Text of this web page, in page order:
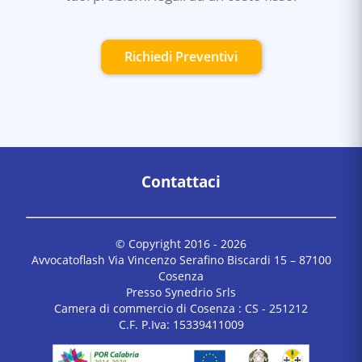
Richiedi Preventivi
Contattaci
© Copyright 2016 - 2026
Avvocatoflash Via Vincenzo Serafino Biscardi 15 – 87100
Cosenza
Presso Synedrio Srls
Camera di commercio di Cosenza : CS - 251212
C.F. P.Iva: 15339411009